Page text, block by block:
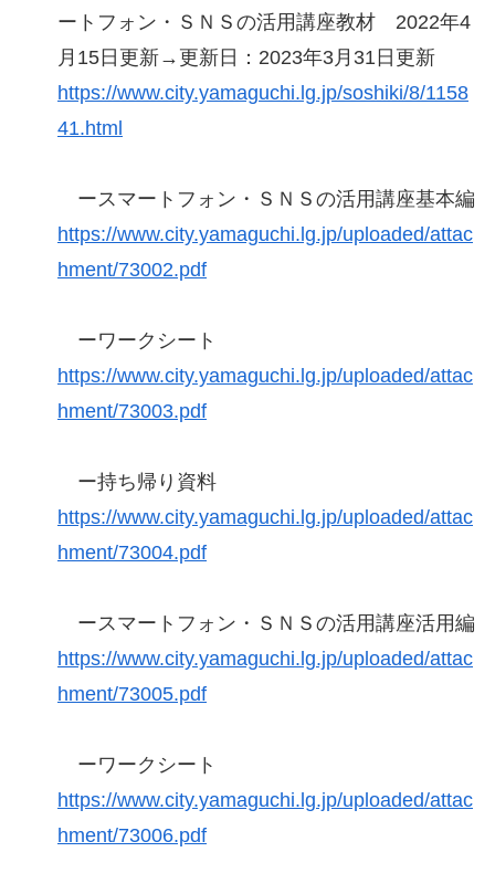
ートフォン・ＳＮＳの活用講座教材 2022年4
月15日更新→更新日：2023年3月31日更新
https://www.city.yamaguchi.lg.jp/soshiki/8/1158
41.html
ースマートフォン・ＳＮＳの活用講座基本編
https://www.city.yamaguchi.lg.jp/uploaded/attac
hment/73002.pdf
ーワークシート
https://www.city.yamaguchi.lg.jp/uploaded/attac
hment/73003.pdf
ー持ち帰り資料
https://www.city.yamaguchi.lg.jp/uploaded/attac
hment/73004.pdf
ースマートフォン・ＳＮＳの活用講座活用編
https://www.city.yamaguchi.lg.jp/uploaded/attac
hment/73005.pdf
ーワークシート
https://www.city.yamaguchi.lg.jp/uploaded/attac
hment/73006.pdf